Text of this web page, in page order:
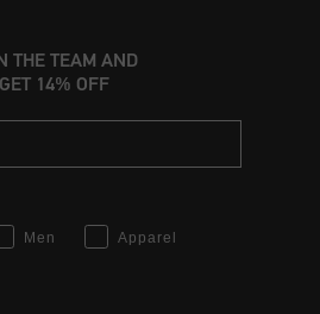
THE TEAM AND
GET 14% OFF
Men
Apparel